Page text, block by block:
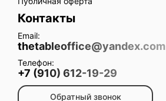
Контакты
Email:
thetableoffice@yandex.com
Телефон:
+7 (910) 612-19-29
Обратный звонок